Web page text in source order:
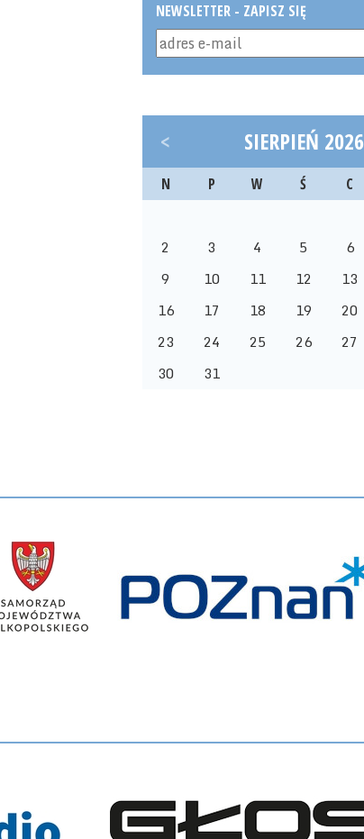
NEWSLETTER - ZAPISZ SIĘ
< SIERPIEŃ 2026
N P W Ś C
2
3 4 5 6
9
10 11 12 13
16
17 18 19 20
23
24 25 26 27
30
31